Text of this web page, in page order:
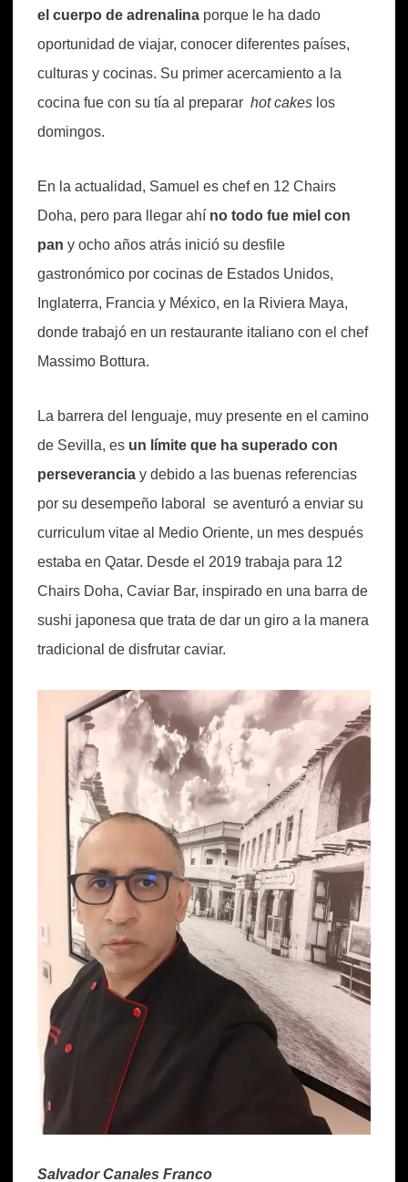
el cuerpo de adrenalina porque le ha dado
oportunidad de viajar, conocer diferentes países,
culturas y cocinas. Su primer acercamiento a la
cocina fue con su tía al preparar hot cakes los
domingos.
En la actualidad, Samuel es chef en 12 Chairs
Doha, pero para llegar ahí no todo fue miel con
pan y ocho años atrás inició su desfile
gastronómico por cocinas de Estados Unidos,
Inglaterra, Francia y México, en la Riviera Maya,
donde trabajó en un restaurante italiano con el chef
Massimo Bottura.
La barrera del lenguaje, muy presente en el camino
de Sevilla, es un límite que ha superado con
perseverancia y debido a las buenas referencias
por su desempeño laboral se aventuró a enviar su
curriculum vitae al Medio Oriente, un mes después
estaba en Qatar. Desde el 2019 trabaja para 12
Chairs Doha, Caviar Bar, inspirado en una barra de
sushi japonesa que trata de dar un giro a la manera
tradicional de disfrutar caviar.
Salvador Canales Franco